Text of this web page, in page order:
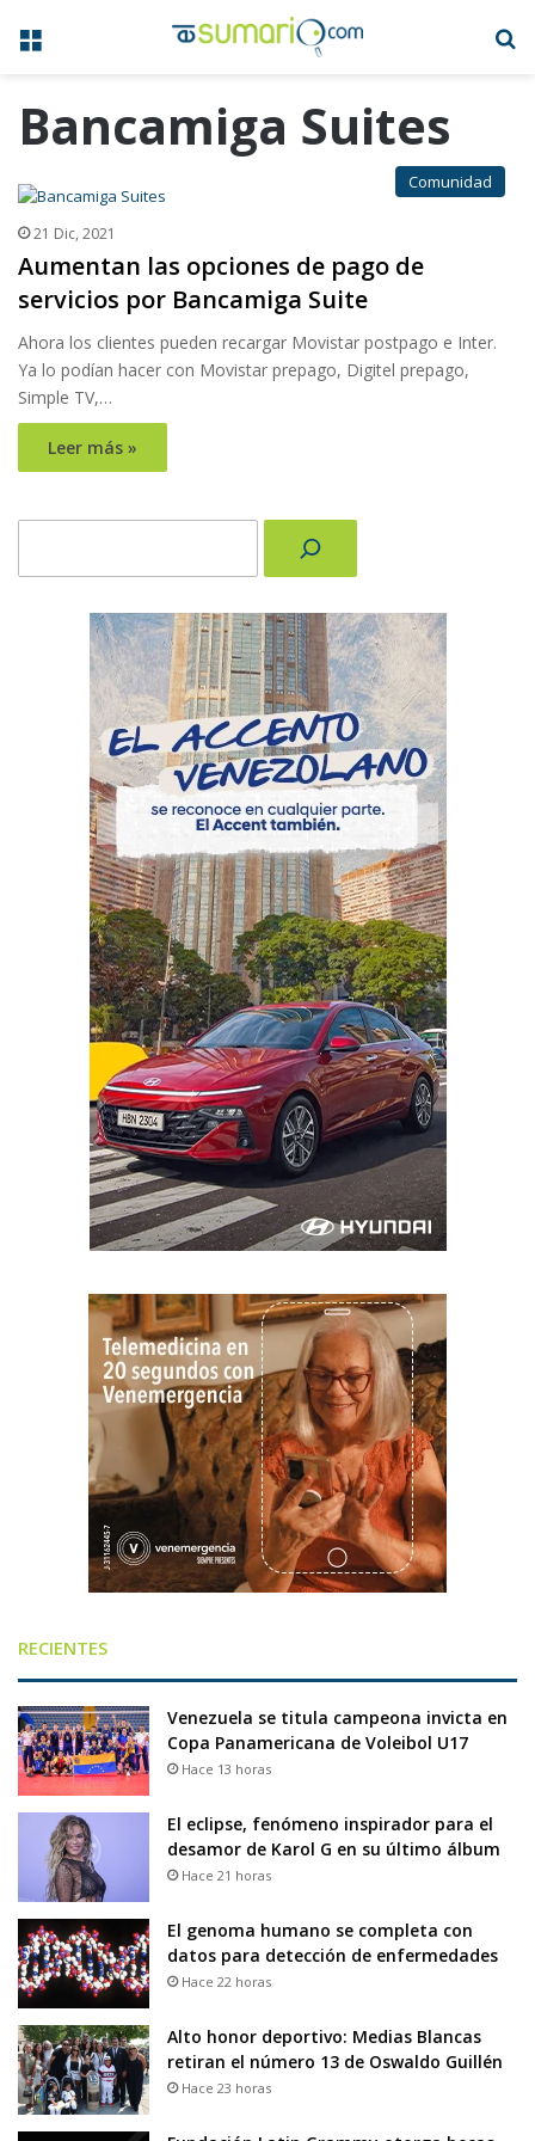
Menú
Bancamiga Suites
Comunidad
21 Dic, 2021
Aumentan las opciones de pago de
servicios por Bancamiga Suite
Ahora los clientes pueden recargar Movistar postpago e Inter.
Ya lo podían hacer con Movistar prepago, Digitel prepago,
Simple TV,…
Leer más »
RECIENTES
Venezuela se titula campeona invicta en
Copa Panamericana de Voleibol U17
Hace 13 horas
El eclipse, fenómeno inspirador para el
desamor de Karol G en su último álbum
Hace 21 horas
El genoma humano se completa con
datos para detección de enfermedades
Hace 22 horas
Alto honor deportivo: Medias Blancas
retiran el número 13 de Oswaldo Guillén
Hace 23 horas